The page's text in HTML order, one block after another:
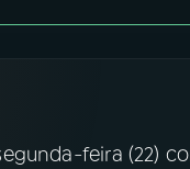
feira (22)